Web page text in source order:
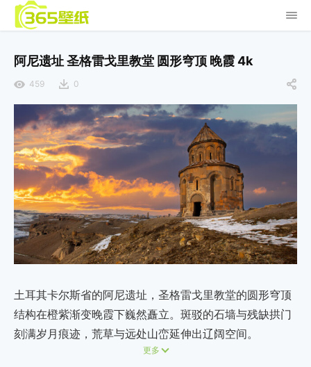
阿尼遗址 圣格雷戈里教堂 圆形穹顶 晚霞 4k
459 0
土耳其卡尔斯省的阿尼遗址，圣格雷戈里教堂的圆形穹顶
结构在橙紫渐变晚霞下巍然矗立。斑驳的石墙与残缺拱门
刻满岁月痕迹，荒草与远处山峦延伸出辽阔空间。
更多